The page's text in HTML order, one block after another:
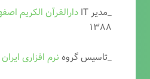
_مدیر IT
دارالقرآن الکریم
۱۳۸۸
_تاسیس گروهنرم افزاری